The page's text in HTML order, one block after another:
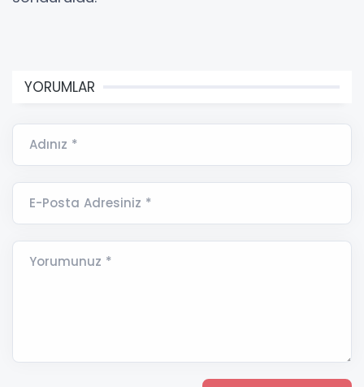
YORUMLAR
Adınız *
E-Posta Adresiniz *
Yorumunuz *